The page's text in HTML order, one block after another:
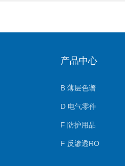
产品中心
B 薄层色谱
D 电气零件
F 防护用品
F 反渗透RO